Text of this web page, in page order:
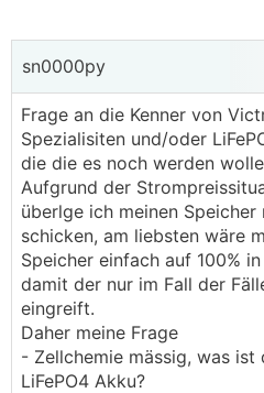
sn0000py
Frage an die Kenner von
Spezialisiten und/oder
die die es noch werden
Aufgrund der
überlge ich meinen
schicken, am liebsten wäre
Speicher einfach auf 100%
damit der nur im Fall der
eingreift.
Daher meine Frage
- Zellchemie mässig, was
LiFePO4 Akku?